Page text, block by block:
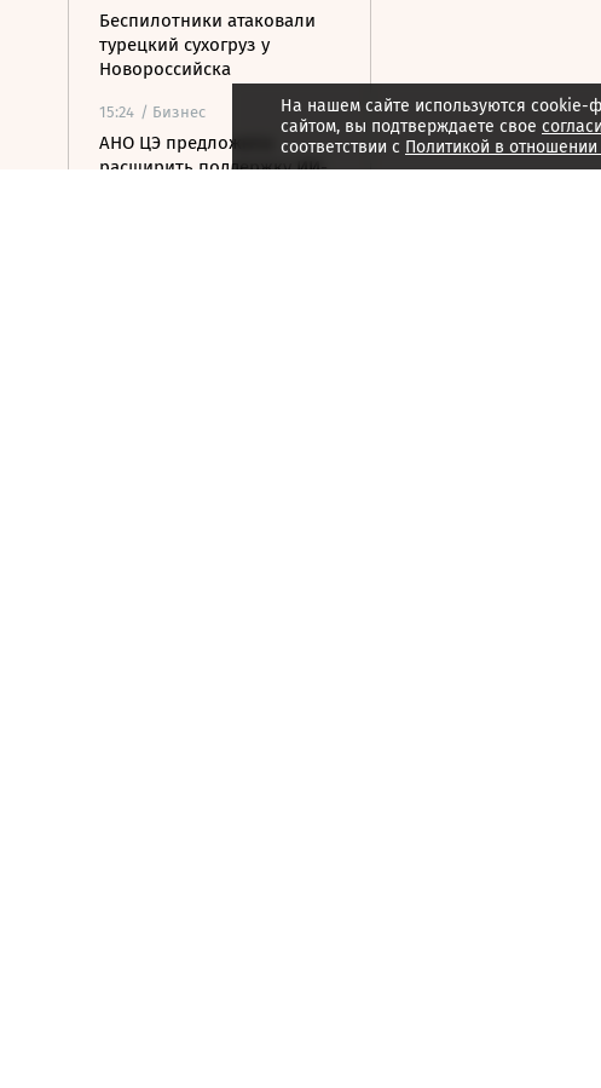
Беспилотники атаковали
турецкий сухогруз у
Новороссийска
15:24 / Бизнес
АНО ЦЭ предложила
расширить поддержку ИИ-
На нашем сайте используются cookie-
сайтом, вы подтверждаете свое
соответствии с Политикой в